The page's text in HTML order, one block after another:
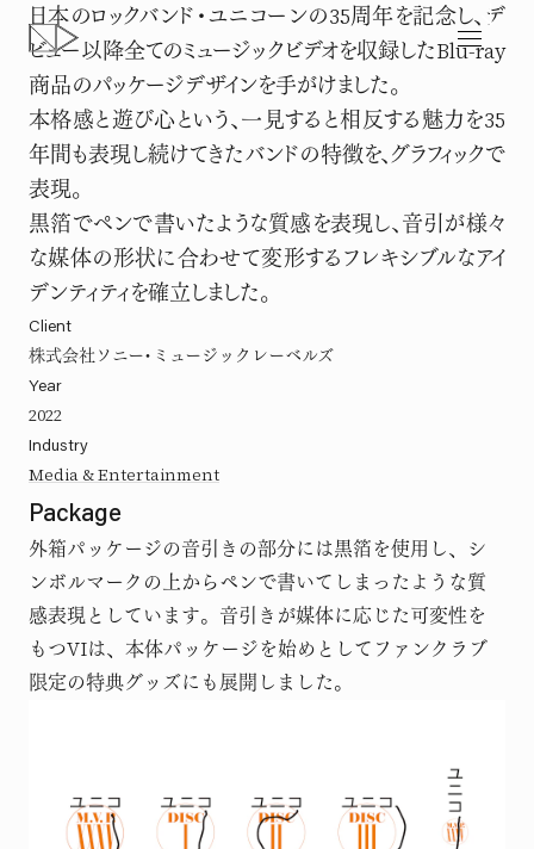
ユニコーン「M.V.P. XXXV」
35年分の音を描く。
日本のロックバンド・ユニコーンの35周年を記念し、デ
ビュー以降全てのミュージックビデオを収録したBlu-ray
商品のパッケージデザインを手がけました。
本格感と遊び心という、一見すると相反する魅力を35
年間も表現し続けてきたバンドの特徴を、グラフィックで
表現。
黒箔でペンで書いたような質感を表現し、音引が様々
な媒体の形状に合わせて変形するフレキシブルなアイ
デンティティを確立しました。
Client
株式会社ソニー・ミュージックレーベルズ
Year
2022
Industry
Media & Entertainment
Package
外箱パッケージの音引きの部分には黒箔を使用し、シ
ンボルマークの上からペンで書いてしまったような質
感表現としています。音引きが媒体に応じた可変性を
もつVIは、本体パッケージを始めとしてファンクラブ
限定の特典グッズにも展開しました。